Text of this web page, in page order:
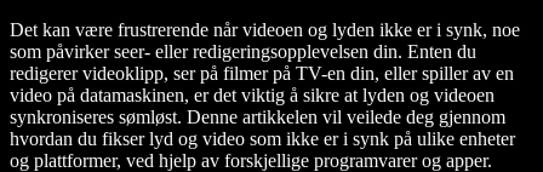
Det kan være frustrerende når videoen og lyden ikke er i synk, noe
som påvirker seer- eller redigeringsopplevelsen din. Enten du
redigerer videoklipp, ser på filmer på TV-en din, eller spiller av en
video på datamaskinen, er det viktig å sikre at lyden og videoen
synkroniseres sømløst. Denne artikkelen vil veilede deg gjennom
hvordan du fikser lyd og video som ikke er i synk på ulike enheter
og plattformer, ved hjelp av forskjellige programvarer og apper.